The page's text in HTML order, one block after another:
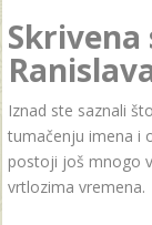
Iznad ste saznali
tumačenju imena i
postoji još mnogo
vrtlozima vremena.